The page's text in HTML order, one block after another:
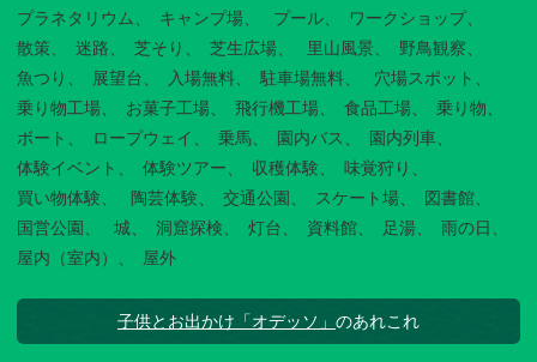
プラネタリウム
キャンプ場 プール
ワークショップ
散策
迷路 芝そり 芝生広場 里山風景
野鳥観察
魚つり
展望台 入場無料 駐車場無料
穴場スポット
乗り物工場
お菓子工場 飛行機工場 食品工場
乗り物
ボート
ロープウェイ 乗馬 園内バス
園内列車
体験イベント
体験ツアー 収穫体験
味覚狩り
買い物体験
陶芸体験 交通公園 スケート場
図書館
国営公園
城 洞窟探検 灯台 資料館 足湯
雨の日
屋内（室内）
屋外
子供とお出かけ「オデッソ」 のあれこれ